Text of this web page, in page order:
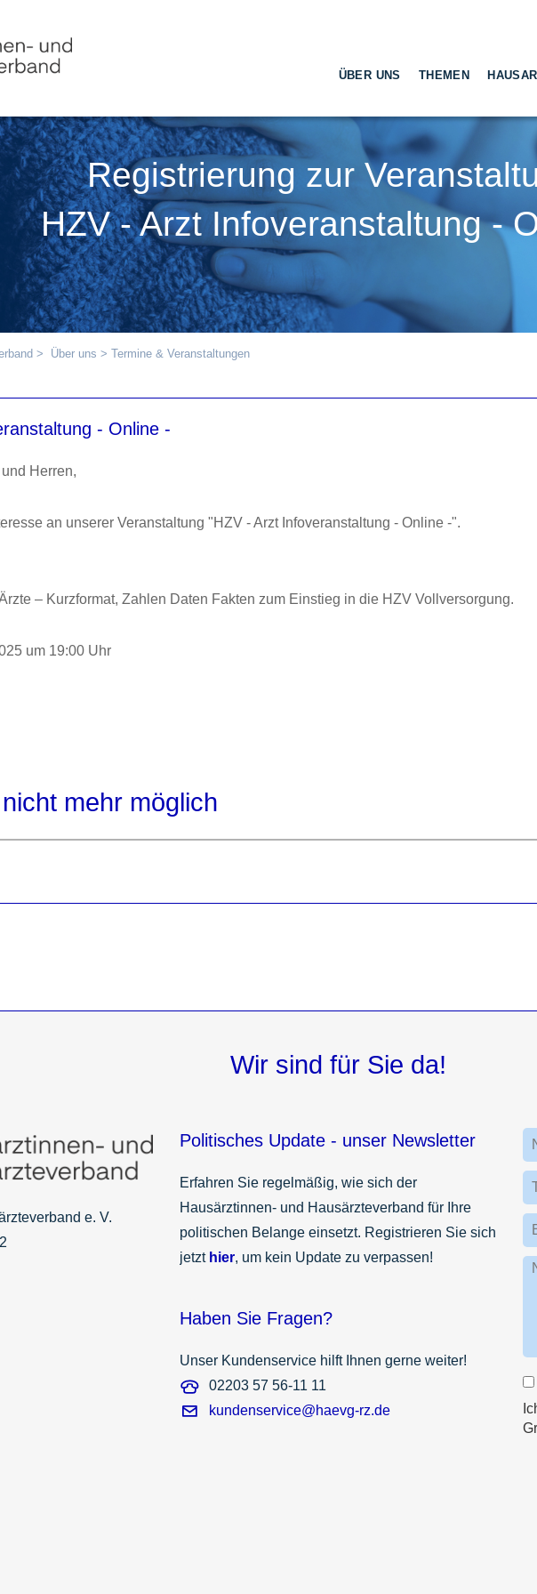
ÜBER UNS THEMEN
Registrierung zur
HZV - Arzt Infoveranstaltung -
> Über uns > Termine & Veranstaltungen
- Online -
Herren,
an unserer Veranstaltung "HZV - Arzt Infoveranstaltung - Online -".
– Kurzformat, Zahlen Daten Fakten zum Einstieg in die HZV Vollversorgung.
um 19:00 Uhr
mehr möglich
Wir sind für Sie da!
e. V.
Politisches Update - unser Newsletter
Erfahren Sie regelmäßig, wie sich der
Hausärztinnen- und Hausärzteverband für Ihre
politischen Belange einsetzt. Registrieren Sie sich
jetzt hier, um kein Update zu verpassen!
Haben Sie Fragen?
Unser Kundenservice hilft Ihnen gerne weiter!
02203 57 56-11 11
kundenservice@haevg-rz.de